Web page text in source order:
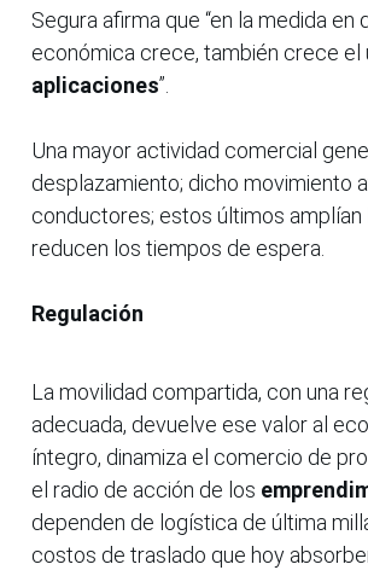
Segura afirma que “en la medida en
económica crece, también crece el
aplicaciones”.
Una mayor actividad comercial
desplazamiento; dicho movimiento
conductores; estos últimos
reducen los tiempos de espera.
Regulación
La movilidad compartida, con una
adecuada, devuelve ese valor al
íntegro, dinamiza el comercio de
el radio de acción de los
dependen de logística de última
costos de traslado que hoy